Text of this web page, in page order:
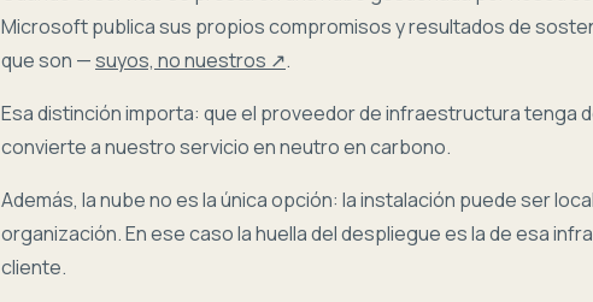
Microsoft publica sus propios compromisos y resultados de
que son —suyos, no nuestros ↗.
Esa distinción importa: que el proveedor de infraestructura tenga
convierte a nuestro servicio en neutro en carbono.
Además, la nube no es la única opción: la instalación puede ser
organización. En ese caso la huella del despliegue es la de esa
cliente.